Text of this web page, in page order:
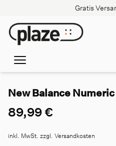
Gratis
New Balance
89,99 €
inkl. MwSt. zzgl. Versandkosten